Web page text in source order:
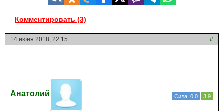
Комментировать (3)
14 июня 2018, 22:15 #
Анатолий Сила: 0.0 3.9